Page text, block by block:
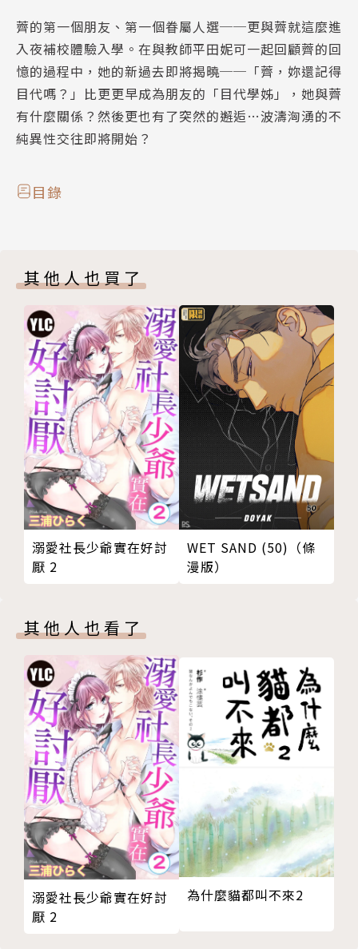
薺的第一個朋友、第一個眷屬人選──更與薺就這麼進
入夜補校體驗入學。在與教師平田妮可一起回顧薺的回
憶的過程中，她的新過去即將揭曉──「薺，妳還記得
目代嗎？」比更更早成為朋友的「目代學姊」，她與薺
有什麼關係？然後更也有了突然的邂逅…波濤洶湧的不
純異性交往即將開始？
目錄
其他人也買了
溺愛社長少爺實在好討
厭 2
WET SAND (50)（條
漫版）
其他人也看了
溺愛社長少爺實在好討
厭 2
為什麼貓都叫不來2